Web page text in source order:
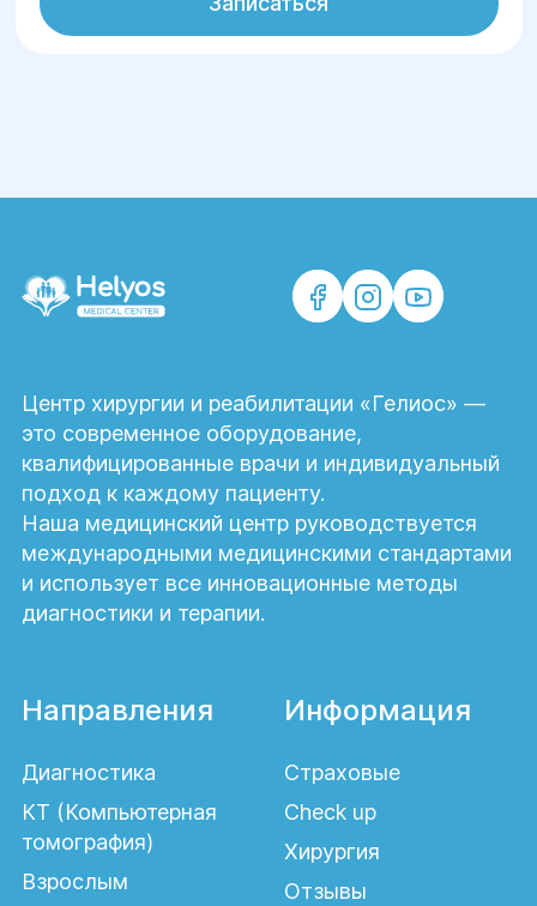
Центр хирургии и реабилитации «Гелиос» —
это современное оборудование,
квалифицированные врачи и индивидуальный
подход к каждому пациенту.
Наша медицинский центр руководствуется
международными медицинскими стандартами
и использует все инновационные методы
диагностики и терапии.
Направления
Диагностика
КТ (Компьютерная
томография)
Взрослым
Информация
Страховые
Check up
Хирургия
Отзывы